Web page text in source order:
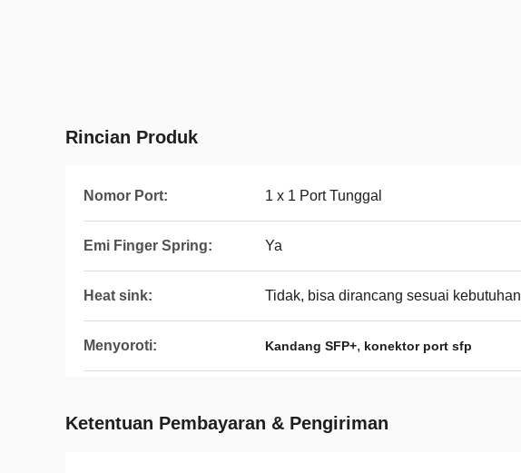
Rincian Produk
Nomor Port: 1 x 1 Port Tunggal
Emi Finger Spring: Ya
Heat sink: Tidak, bisa dirancang sesuai kebutuhan
Menyoroti: Kandang SFP+, konektor port sfp
Ketentuan Pembayaran & Pengiriman